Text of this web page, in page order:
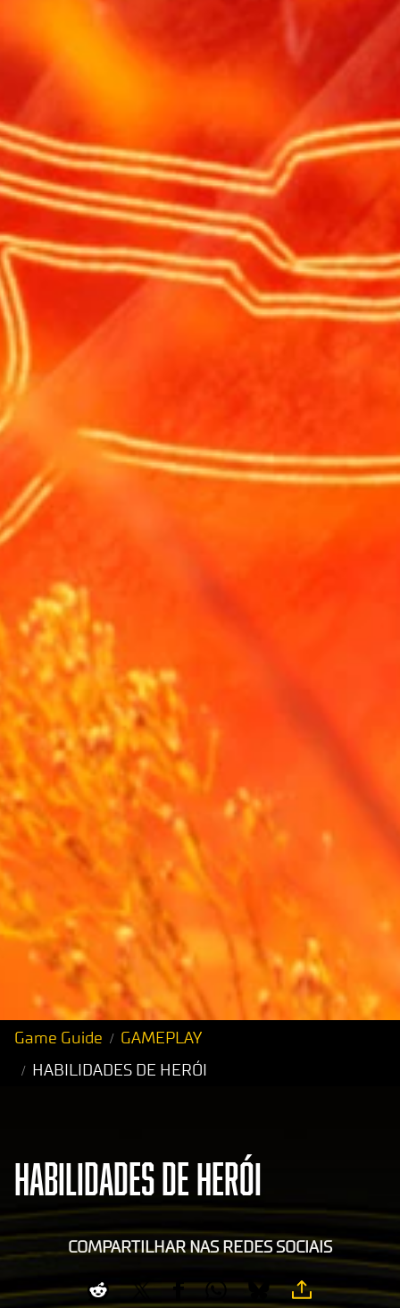
Game Guide
GAMEPLAY
HABILIDADES DE HERÓI
HABILIDADES DE HERÓI
COMPARTILHAR NAS REDES SOCIAIS